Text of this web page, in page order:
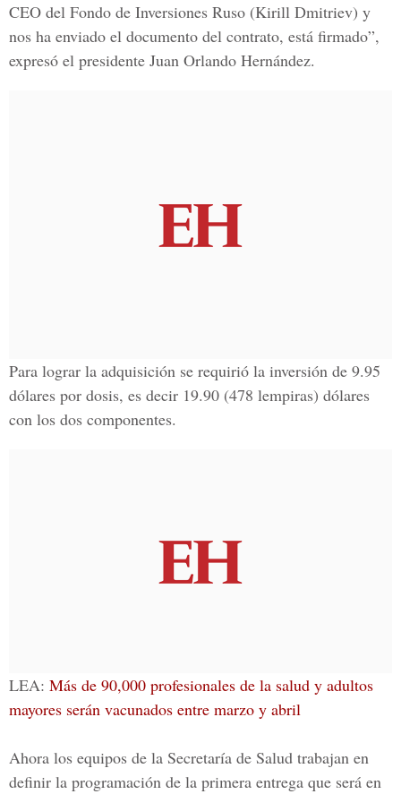
CEO del Fondo de Inversiones Ruso (Kirill Dmitriev) y
nos ha enviado el documento del contrato, está firmado”,
expresó el presidente Juan Orlando Hernández.
Para lograr la adquisición se requirió la inversión de 9.95
dólares por dosis, es decir 19.90 (478 lempiras) dólares
con los dos componentes.
LEA: Más de 90,000 profesionales de la salud y adultos
mayores serán vacunados entre marzo y abril
Ahora los equipos de la Secretaría de Salud trabajan en
definir la programación de la primera entrega que será en